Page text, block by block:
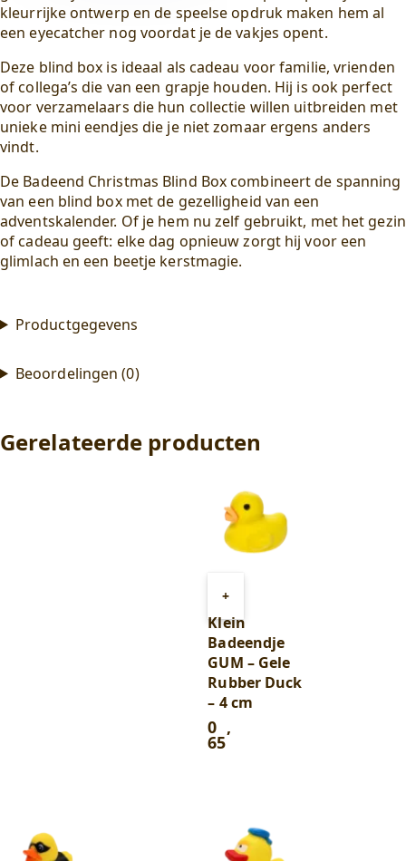
kleurrijke ontwerp en de speelse opdruk maken hem al
een eyecatcher nog voordat je de vakjes opent.
Deze blind box is ideaal als cadeau voor familie, vrienden
of collega’s die van een grapje houden. Hij is ook perfect
voor verzamelaars die hun collectie willen uitbreiden met
unieke mini eendjes die je niet zomaar ergens anders
vindt.
De Badeend Christmas Blind Box combineert de spanning
van een blind box met de gezelligheid van een
adventskalender. Of je hem nu zelf gebruikt, met het gezin
of cadeau geeft: elke dag opnieuw zorgt hij voor een
glimlach en een beetje kerstmagie.
Productgegevens
Beoordelingen (0)
Gerelateerde producten
+
winkelwagen
Klein
Badeendje
GUM – Gele
Rubber Duck
– 4 cm
0 ,
65